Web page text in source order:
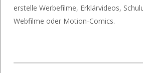
erstelle Werbefilme, Erklärvideos,
Webfilme oder Motion-Comics.